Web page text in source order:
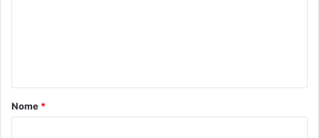
á
r
Nome *